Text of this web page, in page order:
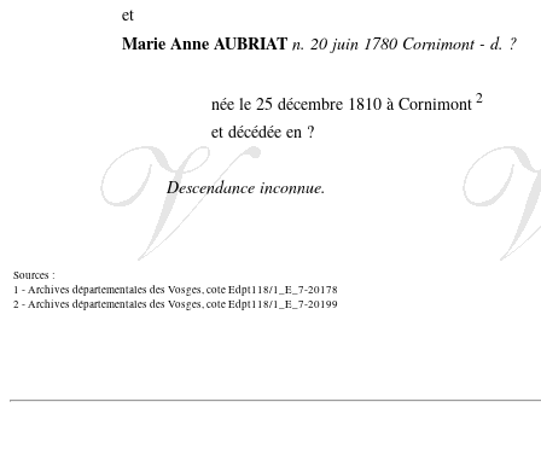
et
Marie Anne AUBRIAT n. 20 juin 1780 Cornimont - d. ?
née le 25 décembre 1810 à Cornimont 2
et décédée en ?
Descendance inconnue.
Sources :
1 - Archives départementales des Vosges, cote Edpt118/1_E_7-20178
2 - Archives départementales des Vosges, cote Edpt118/1_E_7-20199